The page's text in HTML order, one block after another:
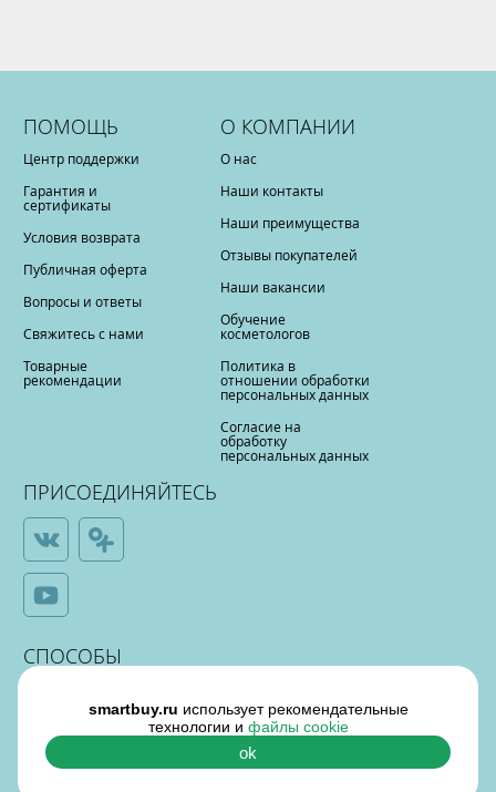
ПОМОЩЬ
Центр поддержки
Гарантия и
сертификаты
Условия возврата
Публичная оферта
Вопросы и ответы
Свяжитесь с нами
Товарные
рекомендации
О КОМПАНИИ
О нас
Наши контакты
Наши преимущества
Отзывы покупателей
Наши вакансии
Обучение
косметологов
Политика в
отношении обработки
персональных данных
Согласие на
обработку
персональных данных
ПРИСОЕДИНЯЙТЕСЬ
СПОСОБЫ
ОПЛАТЫ
smartbuy.ru использует рекомендательные
технологии и файлы cookie
ok